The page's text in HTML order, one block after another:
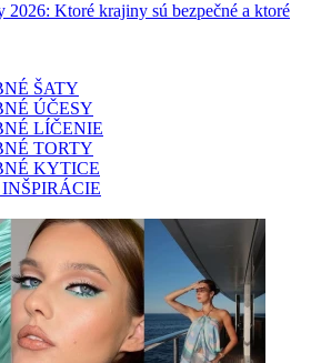
2026: Ktoré krajiny sú bezpečné a ktoré
ŠATY
ÚČESY
LÍČENIE
TORTY
KYTICE